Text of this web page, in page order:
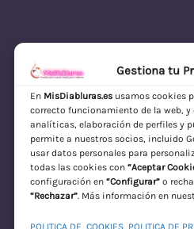
Gestiona tu
En MisDiabluras.esusamos cookies
correcto funcionamiento de la web, y
analíticas, elaboración de perfiles y
permite a nuestros socios, incluido
usar datos personales para
todas las cookies con “Aceptar
configuración en “Configurar”o
“Rechazar”. Más información en
POLITICA DE COOKIES, POLITICA DE
MisDiabluras |
Discreto en España
Acceder